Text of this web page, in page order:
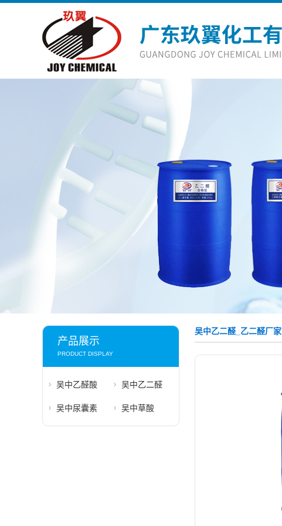
产品展示
PRODUCT DISPLAY
吴中乙醛酸 吴中乙二醛
吴中尿囊素 吴中草酸
吴中乙二醛_乙二醛厂家